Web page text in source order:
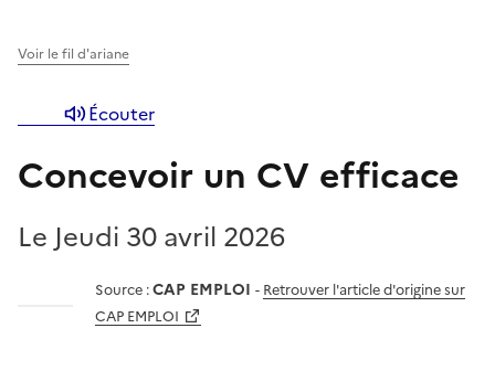
Voir le fil d'ariane
Écouter
Concevoir un CV efficace
Le Jeudi 30 avril 2026
Source :CAP EMPLOI - Retrouver l'article d'origine sur
CAP EMPLOI